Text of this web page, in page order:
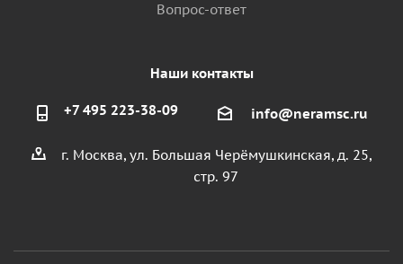
Вопрос-ответ
Наши контакты
+7 495 223-38-09 info@neramsc.ru
г. Москва, ул. Большая Черёмушкинская, д. 25,
стр. 97